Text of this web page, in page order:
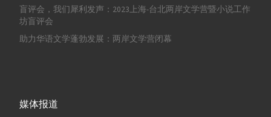
盲评会，我们犀利发声：2023上海-台北两岸文学营暨小说工作
坊盲评会
助力华语文学蓬勃发展：两岸文学营闭幕
媒体报道